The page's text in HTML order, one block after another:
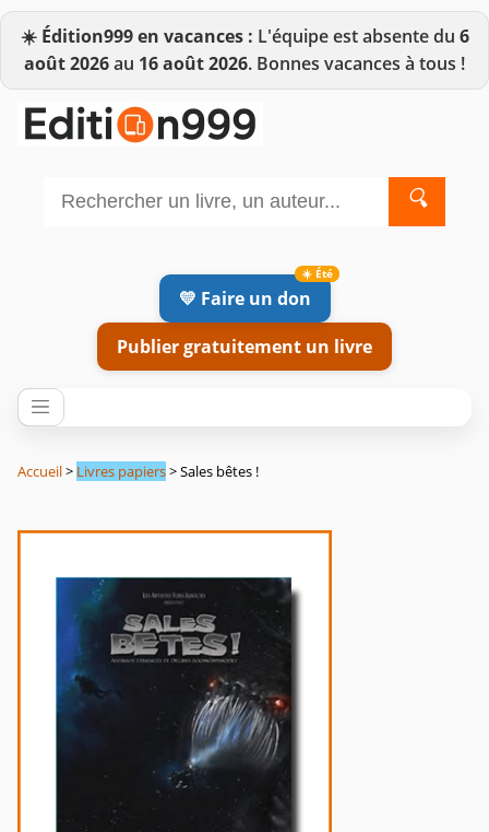
☀️ Édition999 en vacances : L'équipe est absente du 6
août 2026au 16 août 2026. Bonnes vacances à tous !
🔍
💛 Faire un don
Publier gratuitement un livre
Accueil> Livres papiers> Sales bêtes !